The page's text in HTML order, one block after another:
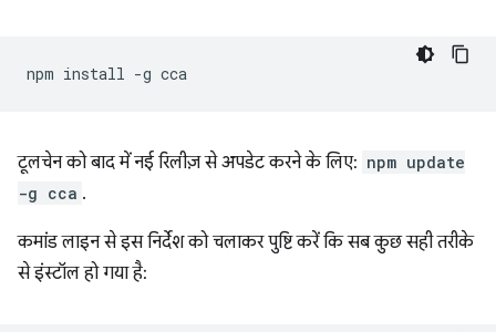
npm install -g
टूलचेन को बाद में नई रिलीज़ से अपडेट करने के लिए: npm update
-g cca .
कमांड लाइन से इस निर्देश को चलाकर पुष्टि करें कि सब कुछ सही तरीके
से इंस्टॉल हो गया है: